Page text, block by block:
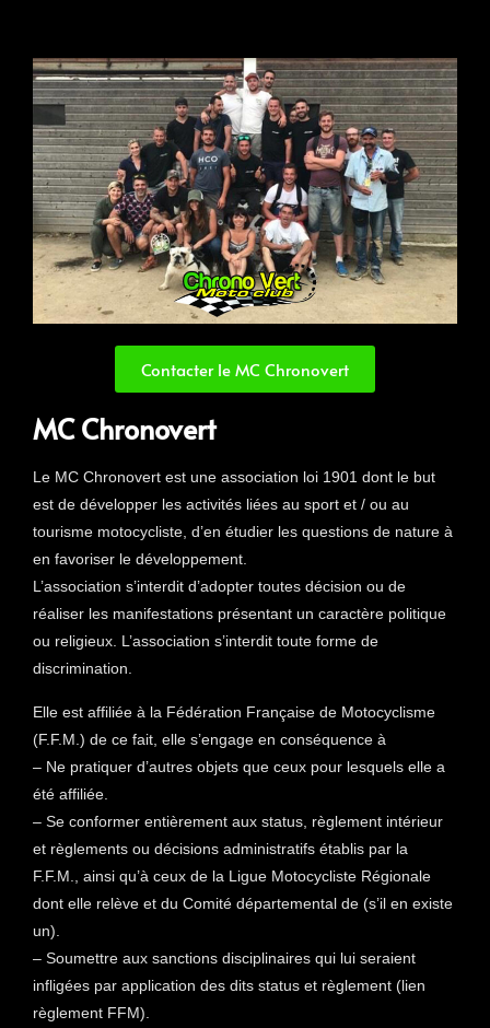
Contacter le MC Chronovert
MC Chronovert
Le MC Chronovert est une association loi 1901 dont le but
est de développer les activités liées au sport et / ou au
tourisme motocycliste, d’en étudier les questions de nature à
en favoriser le développement.
L’association s’interdit d’adopter toutes décision ou de
réaliser les manifestations présentant un caractère politique
ou religieux. L’association s’interdit toute forme de
discrimination.
Elle est affiliée à la Fédération Française de Motocyclisme
(F.F.M.) de ce fait, elle s’engage en conséquence à
– Ne pratiquer d’autres objets que ceux pour lesquels elle a
été affiliée.
– Se conformer entièrement aux status, règlement intérieur
et règlements ou décisions administratifs établis par la
F.F.M., ainsi qu’à ceux de la Ligue Motocycliste Régionale
dont elle relève et du Comité départemental de (s’il en existe
un).
– Soumettre aux sanctions disciplinaires qui lui seraient
infligées par application des dits status et règlement (lien
règlement FFM).